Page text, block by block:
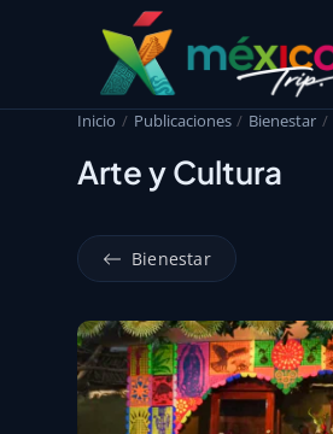
Inicio Publicaciones Bienestar
Arte y Cultura
Bienestar